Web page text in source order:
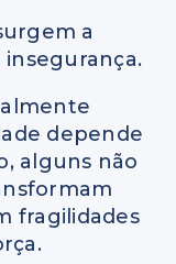
a
depende
alguns não
fragilidades